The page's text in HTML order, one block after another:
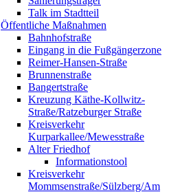
Talk im Stadtteil
Öffentliche Maßnahmen
Bahnhofstraße
Eingang in die Fußgängerzone
Reimer-Hansen-Straße
Brunnenstraße
Bangertstraße
Kreuzung Käthe-Kollwitz-
Straße/Ratzeburger Straße
Kreisverkehr
Kurparkallee/Mewesstraße
Alter Friedhof
Informationstool
Kreisverkehr
Mommsenstraße/Sülzberg/Am